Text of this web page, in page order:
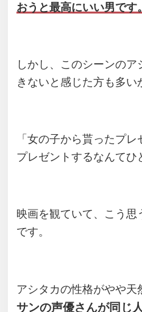
おうと最高にいい男です。
しかし、このシーンの
きないと感じた方も多い
「女の子から貰ったプ
プレゼントするなんてひ
映画を観ていて、こう思
です。
アシタカの性格がやや天
サンの声優さんが同じ